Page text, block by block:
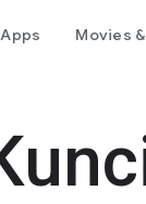
Apps Movies